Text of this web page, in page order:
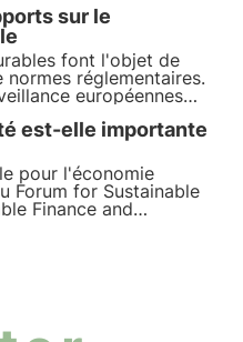
qu'interviennent les
outil essentiel
sur le
font l'objet de
réglementaires.
européennes
ont publié le rapport
normes techniques
est-elle importante
pour l'économie
Forum for Sustainable
Finance and
les praticiens", explore